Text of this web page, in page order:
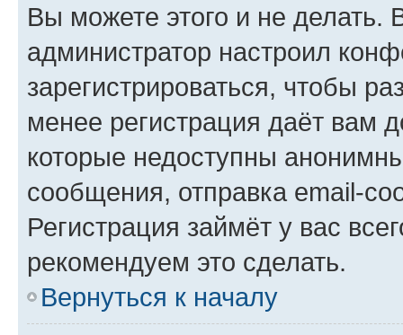
Вы можете этого и не делать.
администратор настроил
зарегистрироваться, чтобы
менее регистрация даёт вам
которые недоступны
сообщения, отправка email-
Регистрация займёт у вас
рекомендуем это сделать.
Вернуться к началу